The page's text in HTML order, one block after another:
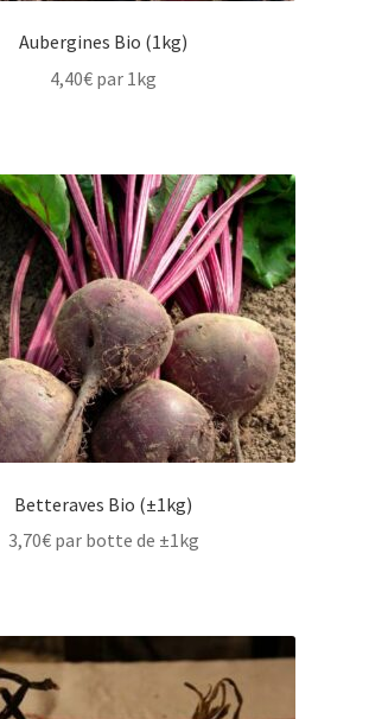
Aubergines Bio (1kg)
4,40€ par 1kg
Betteraves Bio (±1kg)
3,70€ par botte de ±1kg